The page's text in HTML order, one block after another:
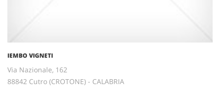
IEMBO VIGNETI
Via Nazionale, 162
88842 Cutro (CROTONE) - CALABRIA